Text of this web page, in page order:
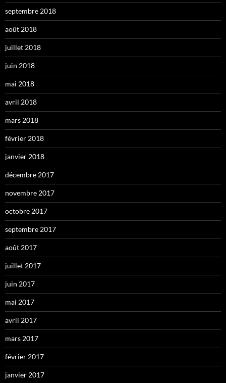
septembre 2018
août 2018
juillet 2018
juin 2018
mai 2018
avril 2018
mars 2018
février 2018
janvier 2018
décembre 2017
novembre 2017
octobre 2017
septembre 2017
août 2017
juillet 2017
juin 2017
mai 2017
avril 2017
mars 2017
février 2017
janvier 2017